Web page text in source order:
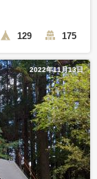
129 175
2022年11月13日